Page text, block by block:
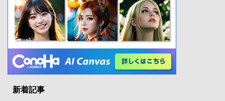
新着記事